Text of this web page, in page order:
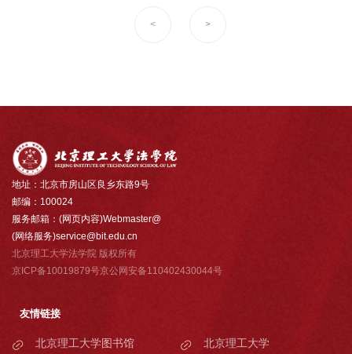
< >
地址：北京市房山区良乡东路9号
邮编：100024
服务邮箱：(网页内容)Webmaster@
(网络服务)service@bit.edu.cn
北京理工大学法学院 版权所有
京ICP备10019879号京公网安备110402430044号
友情链接
北京理工大学图书馆 北京理工大学